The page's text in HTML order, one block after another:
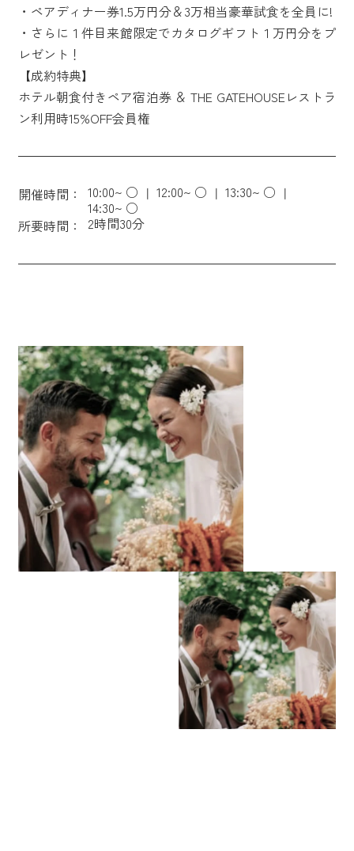
・ペアディナー券1.5万円分＆3万相当豪華試食を全員に!
・さらに１件目来館限定でカタログギフト１万円分をプ
レゼント！
【成約特典】
ホテル朝食付きペア宿泊券 ＆ THE GATEHOUSEレストラ
ン利用時15%OFF会員権
開催時間： 10:00~ ○ 12:00~ ○
13:30~ ○
14:30~ ○
所要時間：
2時間30分